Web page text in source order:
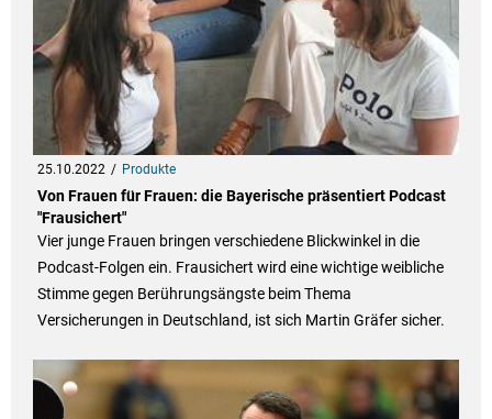
25.10.2022 Produkte
Von Frauen für Frauen: die Bayerische präsentiert Podcast
"Frausichert"
Vier junge Frauen bringen verschiedene Blickwinkel in die
Podcast-Folgen ein. Frausichert wird eine wichtige weibliche
Stimme gegen Berührungsängste beim Thema
Versicherungen in Deutschland, ist sich Martin Gräfer sicher.